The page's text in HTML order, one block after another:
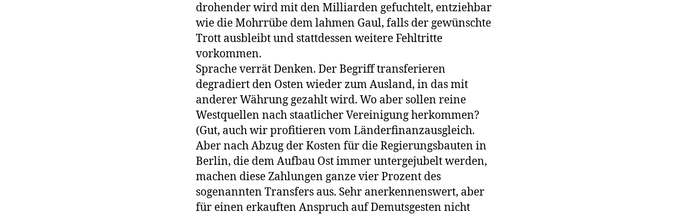
drohender wird mit den Milliarden gefuchtelt, entziehbar
wie die Mohrrübe dem lahmen Gaul, falls der gewünschte
Trott ausbleibt und stattdessen weitere Fehltritte
vorkommen.
Sprache verrät Denken. Der Begriff transferieren
degradiert den Osten wieder zum Ausland, in das mit
anderer Währung gezahlt wird. Wo aber sollen reine
Westquellen nach staatlicher Vereinigung herkommen?
(Gut, auch wir profitieren vom Länderfinanzausgleich.
Aber nach Abzug der Kosten für die Regierungsbauten in
Berlin, die dem Aufbau Ost immer untergejubelt werden,
machen diese Zahlungen ganze vier Prozent des
sogenannten Transfers aus. Sehr anerkennenswert, aber
für einen erkauften Anspruch auf Demutsgesten nicht